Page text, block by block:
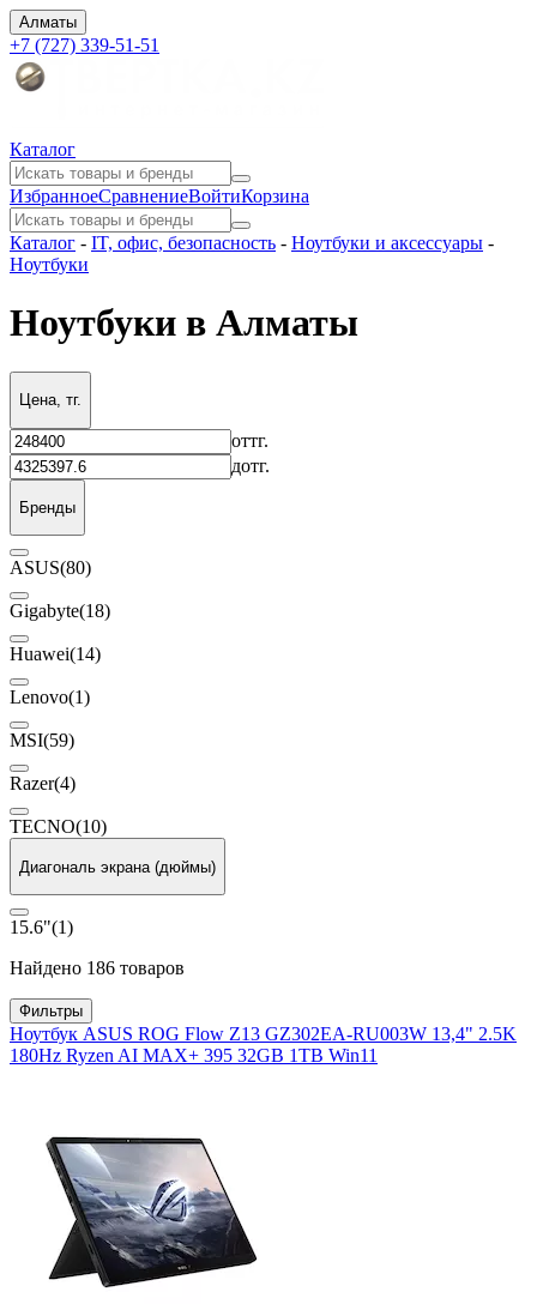
Алматы
+7 (727) 339-51-51
Каталог
ИзбранноеСравнениеВойтиКорзина
Каталог - IT, офис, безопасность - Ноутбуки и аксессуары -
Ноутбуки
Ноутбуки в Алматы
Цена, тг.
оттг.
дотг.
Бренды
ASUS(80)
Gigabyte(18)
Huawei(14)
Lenovo(1)
MSI(59)
Razer(4)
TECNO(10)
Диагональ экрана (дюймы)
15.6"(1)
Найдено 186 товаров
Фильтры
Ноутбук ASUS ROG Flow Z13 GZ302EA-RU003W 13,4" 2.5K
180Hz Ryzen AI MAX+ 395 32GB 1TB Win11